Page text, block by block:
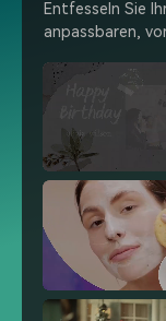
Entfesseln Sie
anpassbaren,